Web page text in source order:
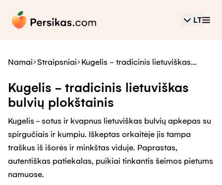
LT
Namai Straipsniai Kugelis - tradicinis lietuviškas
Kugelis - tradicinis lietuviškas
bulvių plokštainis
Kugelis - sotus ir kvapnus lietuviškas bulvių apkepas su
spirgučiais ir kumpiu. Iškeptas orkaitėje jis tampa
traškus iš išorės ir minkštas viduje. Paprastas,
autentiškas patiekalas, puikiai tinkantis šeimos pietums
namuose.